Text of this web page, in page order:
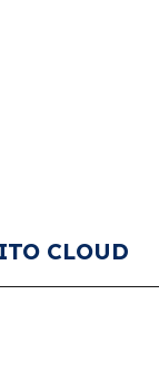
CLOUD